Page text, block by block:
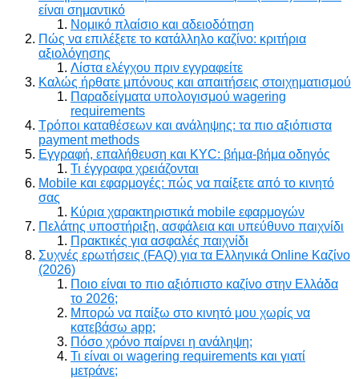
είναι σημαντικό
Νομικό πλαίσιο και αδειοδότηση
Πώς να επιλέξετε το κατάλληλο καζίνο: κριτήρια
αξιολόγησης
Λίστα ελέγχου πριν εγγραφείτε
Καλώς ήρθατε μπόνους και απαιτήσεις στοιχηματισμού
Παραδείγματα υπολογισμού wagering
requirements
Τρόποι καταθέσεων και ανάληψης: τα πιο αξιόπιστα
payment methods
Εγγραφή, επαλήθευση και KYC: βήμα-βήμα οδηγός
Τι έγγραφα χρειάζονται
Mobile και εφαρμογές: πώς να παίξετε από το κινητό
σας
Κύρια χαρακτηριστικά mobile εφαρμογών
Πελάτης υποστήριξη, ασφάλεια και υπεύθυνο παιχνίδι
Πρακτικές για ασφαλές παιχνίδι
Συχνές ερωτήσεις (FAQ) για τα Ελληνικά Online Καζίνο
(2026)
Ποιο είναι το πιο αξιόπιστο καζίνο στην Ελλάδα
το 2026;
Μπορώ να παίξω στο κινητό μου χωρίς να
κατεβάσω app;
Πόσο χρόνο παίρνει η ανάληψη;
Τι είναι οι wagering requirements και γιατί
μετράνε;